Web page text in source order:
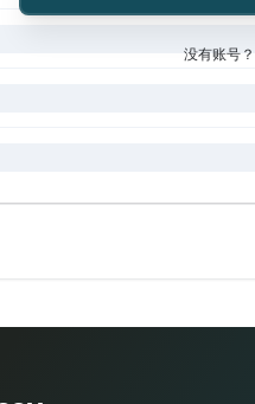
没有账号？